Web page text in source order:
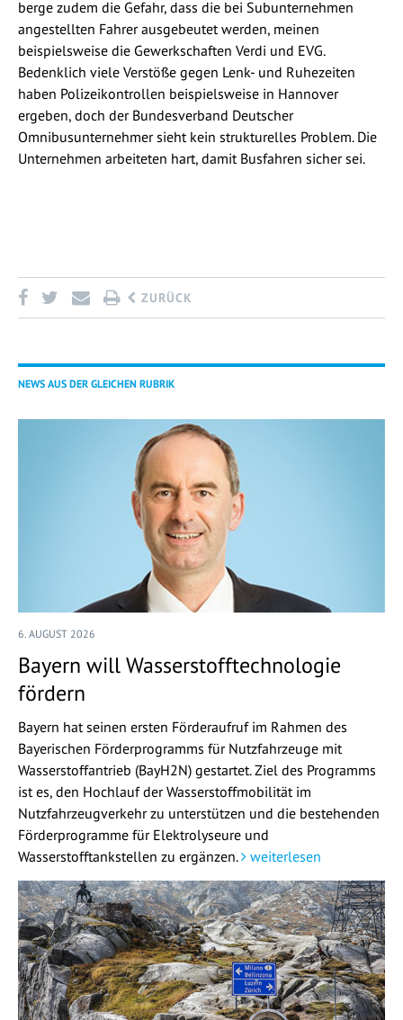
berge zudem die Gefahr, dass die bei Subunternehmen
angestellten Fahrer ausgebeutet werden, meinen
beispielsweise die Gewerkschaften Verdi und EVG.
Bedenklich viele Verstöße gegen Lenk- und Ruhezeiten
haben Polizeikontrollen beispielsweise in Hannover
ergeben, doch der Bundesverband Deutscher
Omnibusunternehmer sieht kein strukturelles Problem. Die
Unternehmen arbeiteten hart, damit Busfahren sicher sei.
ZURÜCK
NEWS AUS DER GLEICHEN RUBRIK
6. AUGUST 2026
Bayern will Wasserstofftechnologie
fördern
Bayern hat seinen ersten Förderaufruf im Rahmen des
Bayerischen Förderprogramms für Nutzfahrzeuge mit
Wasserstoffantrieb (BayH2N) gestartet. Ziel des Programms
ist es, den Hochlauf der Wasserstoffmobilität im
Nutzfahrzeugverkehr zu unterstützen und die bestehenden
Förderprogramme für Elektrolyseure und
Wasserstofftankstellen zu ergänzen.
weiterlesen